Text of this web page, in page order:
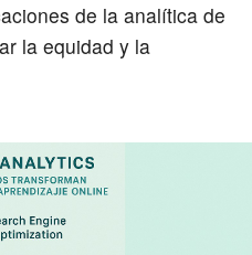
de la analítica de
la equidad y la